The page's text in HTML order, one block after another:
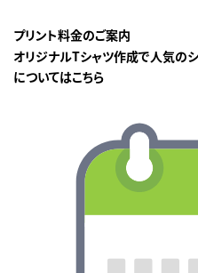
プリント料金のご案内
オリジナルTシャツ作成で人気の
についてはこちら